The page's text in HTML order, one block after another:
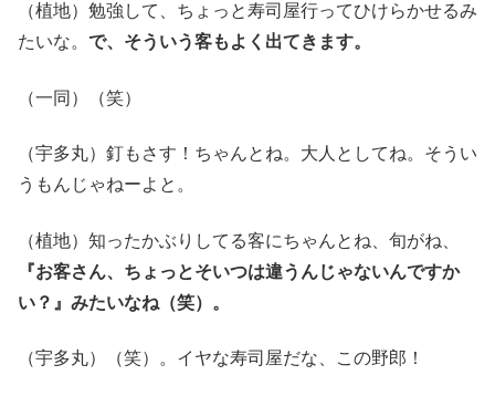
（植地）勉強して、ちょっと寿司屋行ってひけらかせるみ
たいな。 で、そういう客もよく出てきます。
（一同）（笑）
（宇多丸）釘もさす！ちゃんとね。大人としてね。そうい
うもんじゃねーよと。
（植地）知ったかぶりしてる客にちゃんとね、旬がね、
『お客さん、ちょっとそいつは違うんじゃないんですか
い？』みたいなね（笑）。
（宇多丸）（笑）。イヤな寿司屋だな、この野郎！